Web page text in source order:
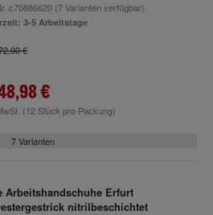
c70886620(7 Varianten verfügbar)
3-5 Arbeitstage
€
€
(12 Stück pro Packung)
7 Varianten
Arbeitshandschuhe Erfurt
nitrilbeschichtet